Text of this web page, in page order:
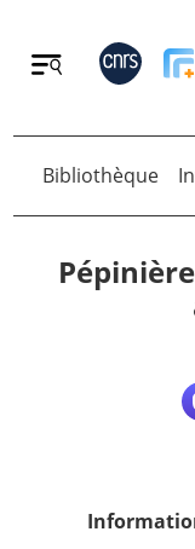
Retour
Bibliothèque